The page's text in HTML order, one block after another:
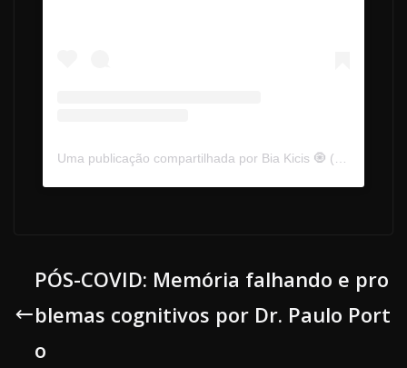
Uma publicação compartilhada por Bia Kicis 🧿 (@biakicis)
PÓS-COVID: Memória falhando e pro
blemas cognitivos por Dr. Paulo Port
o